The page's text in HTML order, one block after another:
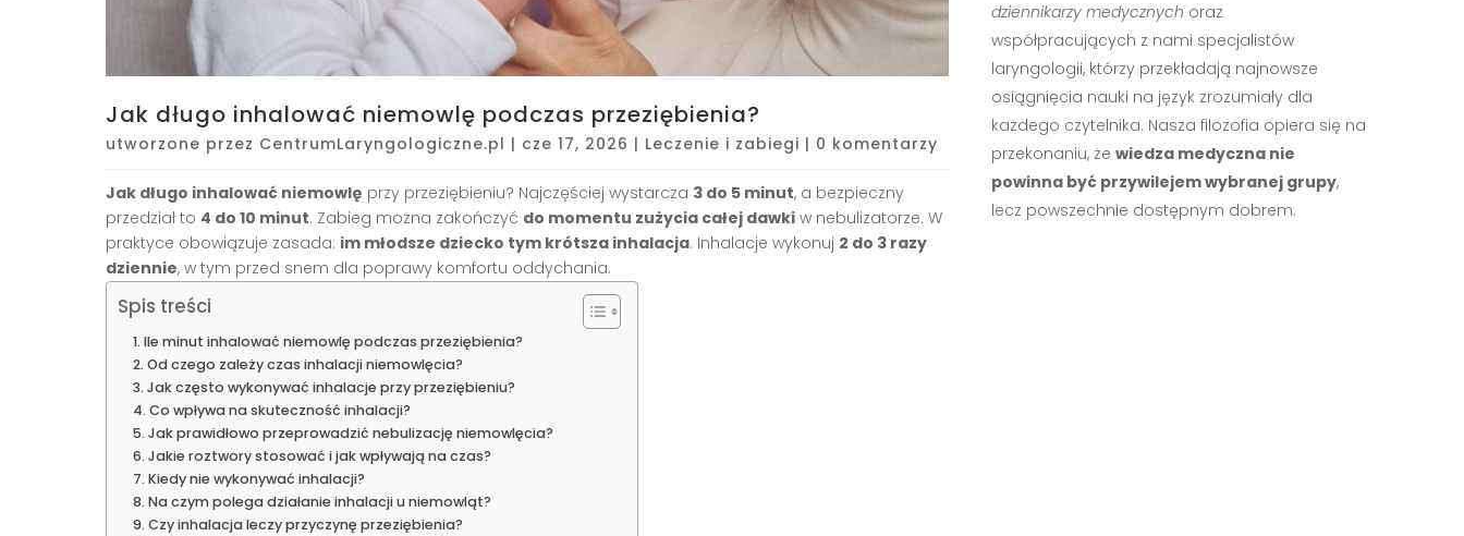
Jak długo inhalować niemowlę podczas przeziębienia?
utworzone przez CentrumLaryngologiczne.pl | cze 17, 2026 | Leczenie i zabiegi | 0 komentarzy
Jak długo inhalować niemowlę przy przeziębieniu? Najczęściej wystarcza 3 do 5 minut, a bezpieczny
przedział to 4 do 10 minut. Zabieg można zakończyć do momentu zużycia całej dawki w nebulizatorze. W
praktyce obowiązuje zasada: im młodsze dziecko tym krótsza inhalacja. Inhalacje wykonuj 2 do 3 razy
dziennie, w tym przed snem dla poprawy komfortu oddychania.
Spis treści
Ile minut inhalować niemowlę podczas przeziębienia?
Od czego zależy czas inhalacji niemowlęcia?
Jak często wykonywać inhalacje przy przeziębieniu?
Co wpływa na skuteczność inhalacji?
Jak prawidłowo przeprowadzić nebulizację niemowlęcia?
Jakie roztwory stosować i jak wpływają na czas?
Kiedy nie wykonywać inhalacji?
Na czym polega działanie inhalacji u niemowląt?
Czy inhalacja leczy przyczynę przeziębienia?
dziennikarzy medycznych oraz
współpracujących z nami specjalistów
laryngologii, którzy przekładają najnowsze
osiągnięcia nauki na język zrozumiały dla
każdego czytelnika. Nasza filozofia opiera się na
przekonaniu, że wiedza medyczna nie
powinna być przywilejem wybranej grupy,
lecz powszechnie dostępnym dobrem.